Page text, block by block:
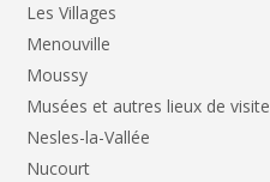
Les Villages
Menouville
Moussy
Musées et autres lieux de visite
Nesles-la-Vallée
Nucourt